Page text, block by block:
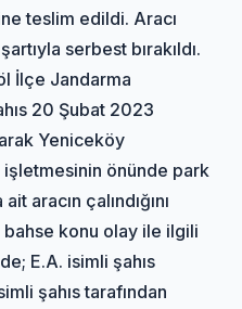
teslim edildi. Aracı
serbest bırakıldı.
İlçe Jandarma
20 Şubat 2023
Yeniceköy
önünde park
aracın çalındığını
konu olay ile ilgili
E.A. isimli şahıs
şahıs tarafından